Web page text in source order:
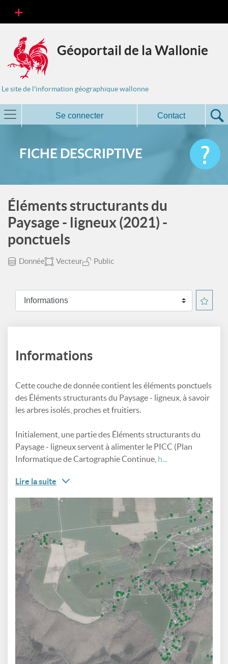
Géoportail de la Wallonie
Le site de l'information géographique wallonne
Se connecter Contact
FICHE DESCRIPTIVE
Éléments structurants du
Paysage - ligneux (2021) -
ponctuels
Donnée Vecteur Public
Informations
Cette couche de donnée contient les éléments ponctuels
des Éléments structurants du Paysage - ligneux, à savoir
les arbres isolés, proches et fruitiers.
Initialement, une partie des Éléments structurants du
Paysage - ligneux servent à alimenter le PICC (Plan
Informatique de Cartographie Continue, h...
Lire la suite